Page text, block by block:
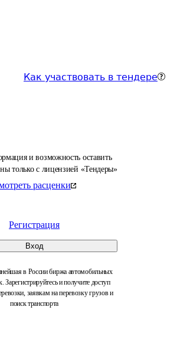
Как участвовать в тендере
и возможность оставить
только с лицензией «Тендеры»
расценки
Регистрация
Вход
в России биржа автомобильных
Зарегистрируйтесь и получите доступ
заявкам на перевозку грузов и
поиск транспорта